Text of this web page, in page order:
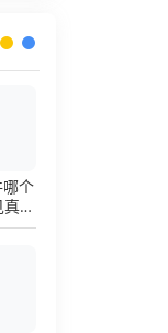
个
真
在刀